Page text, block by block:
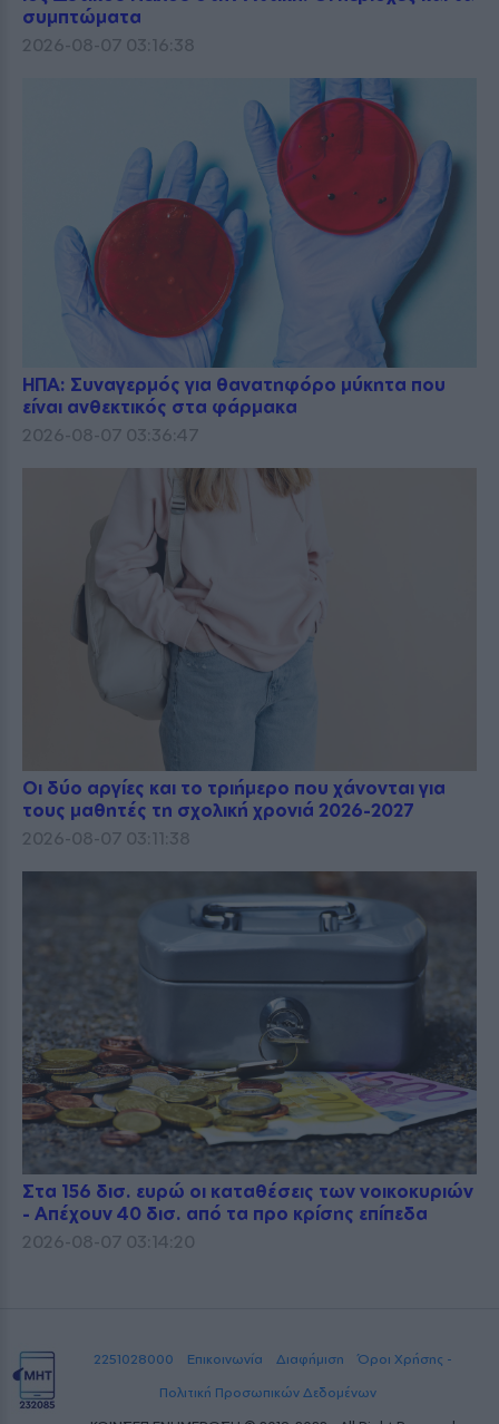
συμπτώματα
2026-08-07 03:16:38
ΗΠΑ: Συναγερμός για θανατηφόρο μύκητα που
είναι ανθεκτικός στα φάρμακα
2026-08-07 03:36:47
Οι δύο αργίες και το τριήμερο που χάνονται για
τους μαθητές τη σχολική χρονιά 2026-2027
2026-08-07 03:11:38
Στα 156 δισ. ευρώ οι καταθέσεις των νοικοκυριών
- Απέχουν 40 δισ. από τα προ κρίσης επίπεδα
2026-08-07 03:14:20
2251028000 Επικοινωνία Διαφήμιση
Όροι Χρήσης -
Πολιτική Προσωπικών Δεδομένων